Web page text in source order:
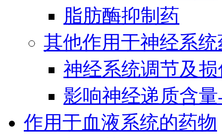
脂肪酶抑制药
其他作用于神经系统
神经系统调节及
影响神经递质含
作用于血液系统的药物